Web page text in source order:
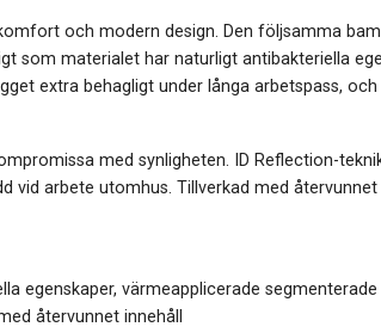
och modern design. Den följsamma
som materialet har naturligt antibakteriella
extra behagligt under långa arbetspass,
med synligheten. ID Reflection-
vid arbete utomhus. Tillverkad med
egenskaper, värmeapplicerade segmenterade
återvunnet innehåll